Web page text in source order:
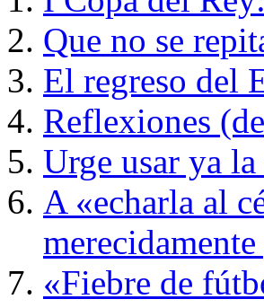
Que no se
El regreso del
Reflexiones
Urge usar ya
A «echarla al
merecidamente
«Fiebre de